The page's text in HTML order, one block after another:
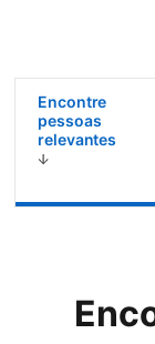
Encontre
pessoas
relevantes